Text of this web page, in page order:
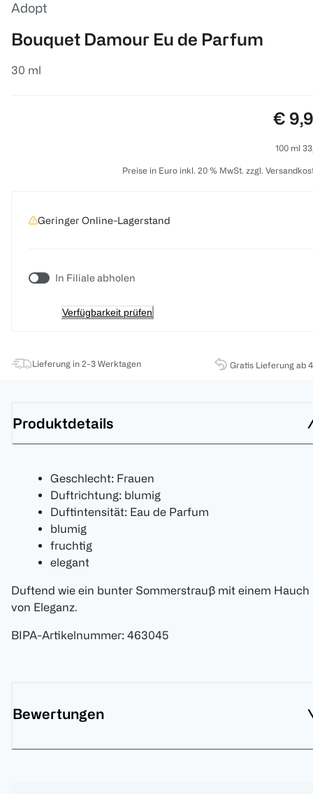
Adopt
Bouquet Damour Eu de Parfum
30 ml
€
100 ml
Preise in Euro inkl. 20 % MwSt. zzgl.
Geringer Online-Lagerstand
In Filiale abholen
Verfügbarkeit prüfen
Lieferung in 2-3 Werktagen Gratis Lieferung ab
Produktdetails
Geschlecht: Frauen
Duftrichtung: blumig
Duftintensität: Eau de Parfum
blumig
fruchtig
elegant
Duftend wie ein bunter Sommerstrauß mit einem Hauch
von Eleganz.
BIPA-Artikelnummer: 463045
Bewertungen